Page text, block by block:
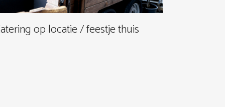
op locatie / feestje thuis